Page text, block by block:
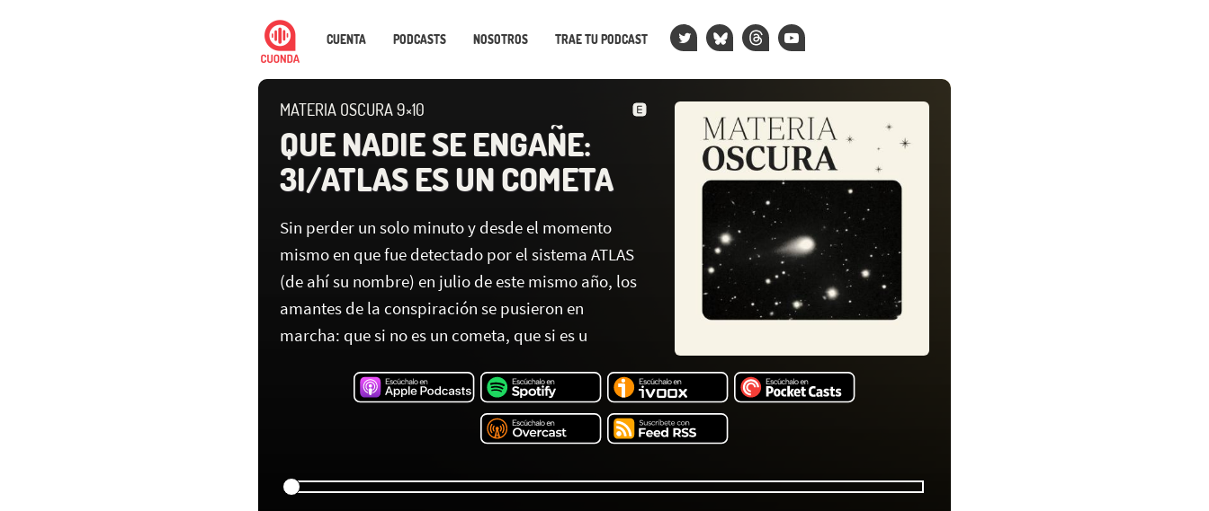
CUENTA PODCASTS NOSOTROS TRAE TU PODCAST
MATERIA OSCURA 9×10
QUE NADIE SE ENGAÑE:
3I/ATLAS ES UN COMETA
Sin perder un solo minuto y desde el momento
mismo en que fue detectado por el sistema ATLAS
(de ahí su nombre) en julio de este mismo año, los
amantes de la conspiración se pusieron en
marcha: que si no es un cometa, que si es u